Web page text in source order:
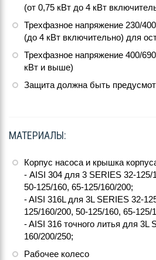
(от 0,75 кВт до 4 кВт
Трехфазное напряжение 230/
(до 4 кВт включительно) для
Трехфазное напряжение 400/
кВт и выше)
Защита должна быть
МАТЕРИАЛЫ:
Корпус насоса и крышка
- AISI 304 для 3 SERIES 32-125/
50-125/160, 65-125/160/200;
- AISI 316L для 3L SERIES 32-
125/160/200, 50-125/160, 65-125/
- AISI 316 точного литья для 3L
160/200/250;
Рабочее колесо